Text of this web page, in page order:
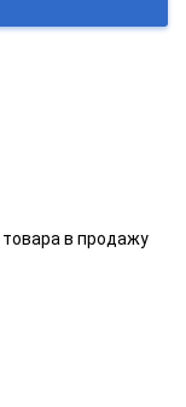
в продажу